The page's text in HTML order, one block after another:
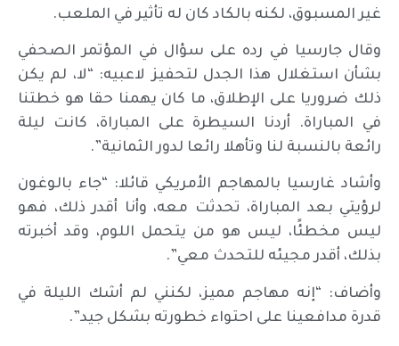
غير المسبوق، لكنه بالكاد كان له تأثير في الملعب.
وقال جارسيا في رده على سؤال في المؤتمر الصحفي
بشأن استغلال هذا الجدل لتحفيز لاعبيه: “لا، لم يكن
ذلك ضروريا على الإطلاق، ما كان يهمنا حقا هو خطتنا
في المباراة. أردنا السيطرة على المباراة، كانت ليلة
رائعة بالنسبة لنا وتأهلا رائعا لدور الثمانية”.
وأشاد غارسيا بالمهاجم الأمريكي قائلا: “جاء بالوغون
لرؤيتي بعد المباراة، تحدثت معه، وأنا أقدر ذلك، فهو
ليس مخطئًا، ليس هو من يتحمل اللوم، وقد أخبرته
بذلك، أقدر مجيئه للتحدث معي”.
وأضاف: “إنه مهاجم مميز، لكنني لم أشك الليلة في
قدرة مدافعينا على احتواء خطورته بشكل جيد”.